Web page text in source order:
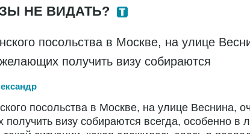
НЕ ВИДАТЬ?
посольства в Москве, на улице
получить визу собираются
посольства в Москве, на улице Веснина,
визу собираются всегда, особенно в